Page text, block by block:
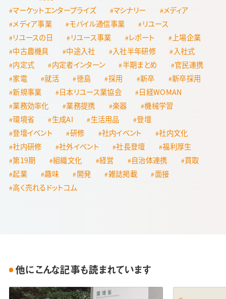
マーケットエンタープライズ
マシナリー
メディア
メディア事業
モバイル通信事業
リユース
リユースの日
リユース事業 レポート
上場企業
中古農機具
中途入社 入社半年研修
入社式
内定式
内定者インターン 半期まとめ
官民連携
家電
就活 徳島 採用 新卒
新卒採用
新規事業
日本リユース業協会
日経WOMAN
業務効率化
業務提携 楽器
機械学習
環境省
生成AI 生活用品
登壇
登壇イベント
研修 社内イベント
社内文化
社内研修
社外イベント 社長登壇
福利厚生
第19期
組織文化 経営 自治体連携
買取
起業
趣味 開発 雑誌掲載
面接
高く売れるドットコム
他にこんな記事も読まれています